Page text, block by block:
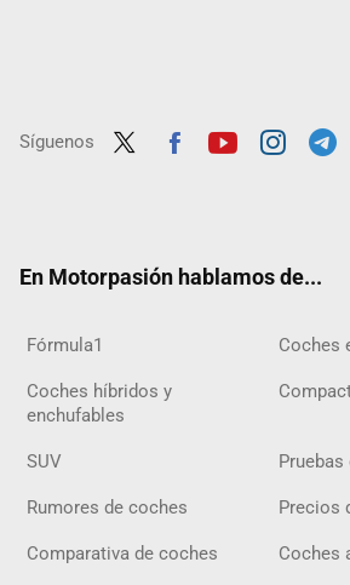
Síguenos
En Motorpasión hablamos de...
Fórmula1 Coches
Coches híbridos y
enchufables
SUV
Rumores de coches Precios
Comparativa de coches Coches